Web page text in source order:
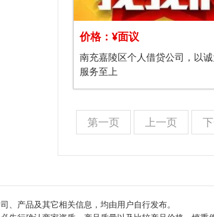
价格：¥面议
南充嘉陵区个人借贷公司，以诚
服务至上
第一页 上一页
、产品及其它相关信息，均由用户自行发布。